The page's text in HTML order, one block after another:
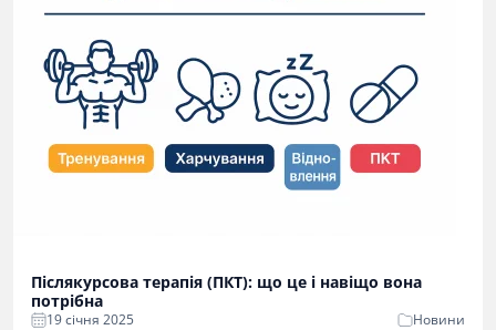
Післякурсова терапія (ПКТ): що це і навіщо вона
потрібна
19 cічня 2025 Новини